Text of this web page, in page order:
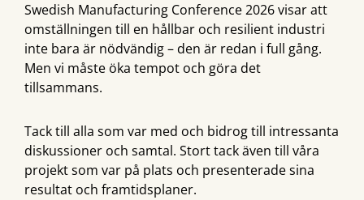
Swedish Manufacturing Conference 2026 visar att
omställningen till en hållbar och resilient industri
inte bara är nödvändig – den är redan i full gång.
Men vi måste öka tempot och göra det
tillsammans.
Tack till alla som var med och bidrog till intressanta
diskussioner och samtal. Stort tack även till våra
projekt som var på plats och presenterade sina
resultat och framtidsplaner.